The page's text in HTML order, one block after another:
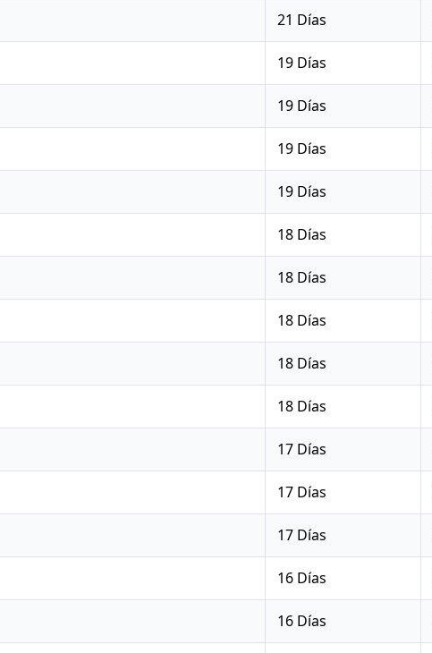
21 Días
19 Días
19 Días
19 Días
19 Días
18 Días
18 Días
18 Días
18 Días
18 Días
17 Días
17 Días
17 Días
16 Días
16 Días